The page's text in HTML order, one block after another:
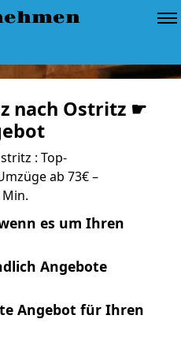
nach Ostritz ☛
: Top-
ab 73€ –
es um Ihren
Angebote
Angebot für Ihren